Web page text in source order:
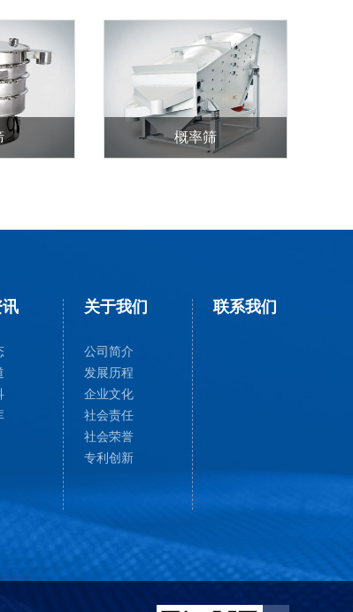
概率筛
关于我们
公司简介
发展历程
企业文化
社会责任
社会荣誉
专利创新
联系我们